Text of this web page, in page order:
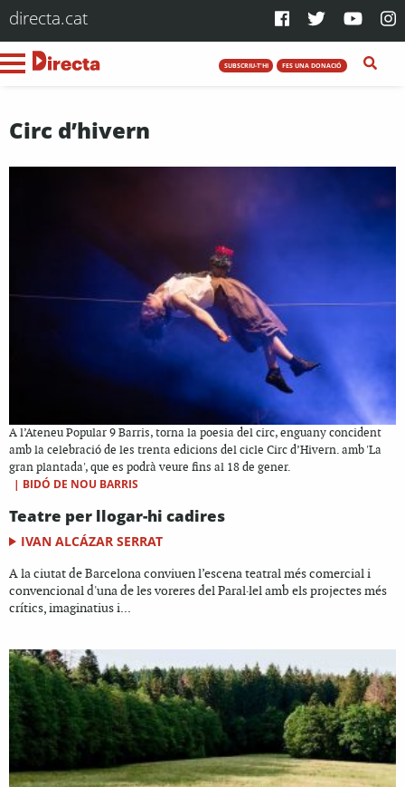
directa.cat
SUBSCRIU-T'HI FES UNA DONACIÓ
Circ d’hivern
A l’Ateneu Popular 9 Barris, torna la poesia del circ, enguany concident
amb la celebració de les trenta edicions del cicle Circ d’Hivern. amb 'La
gran plantada', que es podrà veure fins al 18 de gener.
| BIDÓ DE NOU BARRIS
Teatre per llogar-hi cadires
IVAN ALCÁZAR SERRAT
A la ciutat de Barcelona conviuen l’escena teatral més comercial i
convencional d'una de les voreres del Paral·lel amb els projectes més
crítics, imaginatius i...